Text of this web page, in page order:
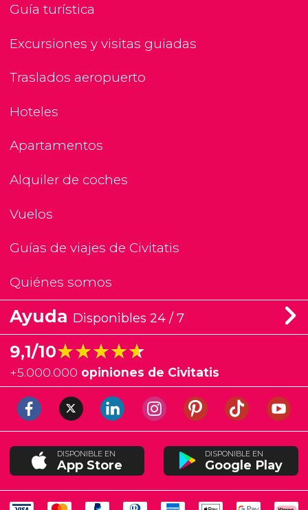
Guía turística
Excursiones y visitas guiadas
Traslados aeropuerto
Hoteles
Apartamentos
Alquiler de coches
Vuelos
Guías de viajes de Civitatis
Quiénes somos
Ayuda Disponibles 24 / 7
9,1/10★★★★★
★★★★★
+5.000.000 opiniones de Civitatis
DISPONIBLE EN
App Store
DISPONIBLE EN
Google Play